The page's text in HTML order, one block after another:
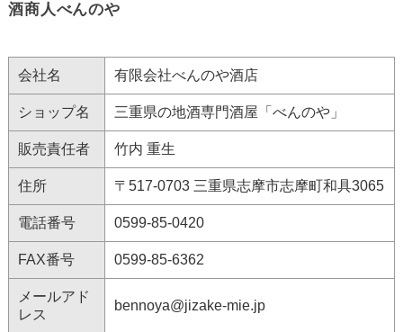
酒商人べんのや
会社名 有限会社べんのや酒店
ショップ名 三重県の地酒専門酒屋「べんのや」
販売責任者 竹内 重生
住所 〒517-0703 三重県志摩市志摩町和具3065
電話番号 0599-85-0420
FAX番号 0599-85-6362
メールアド
レス
bennoya@jizake-mie.jp